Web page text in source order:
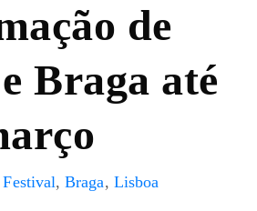
de
Braga até
,Braga, Lisboa